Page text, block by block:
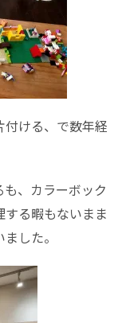
付ける、で数年経
、カラーボック
する暇もないまま
した。